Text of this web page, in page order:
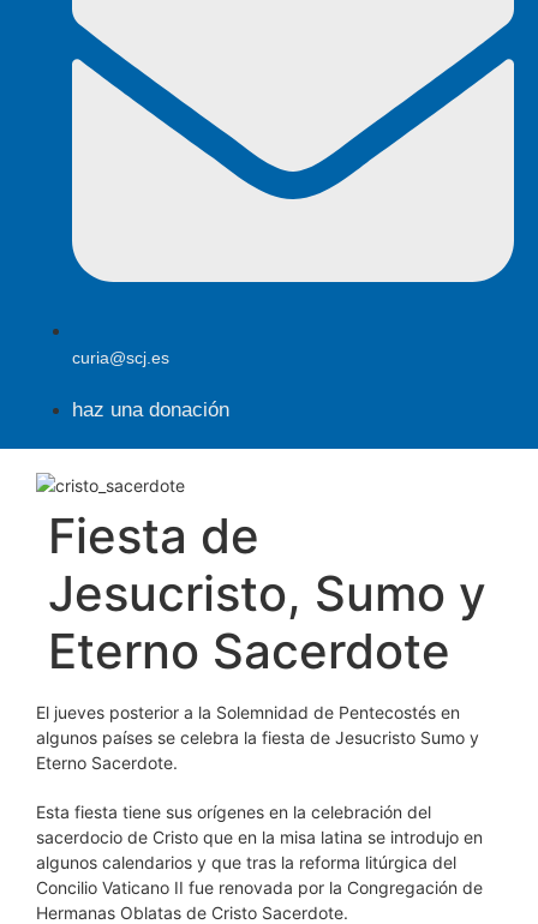
curia@scj.es
haz una donación
Fiesta de
Jesucristo, Sumo y
Eterno Sacerdote
El jueves posterior a la Solemnidad de Pentecostés en
algunos países se celebra la fiesta de Jesucristo Sumo y
Eterno Sacerdote.
Esta fiesta tiene sus orígenes en la celebración del
sacerdocio de Cristo que en la misa latina se introdujo en
algunos calendarios y que tras la reforma litúrgica del
Concilio Vaticano II fue renovada por la Congregación de
Hermanas Oblatas de Cristo Sacerdote.